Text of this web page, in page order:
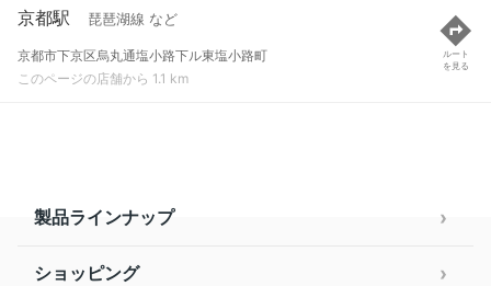
京都駅 琵琶湖線 など
京都市下京区烏丸通塩小路下ル東塩小路町
このページの店舗から 1.1 km
ルート
を見る
製品ラインナップ
ショッピング